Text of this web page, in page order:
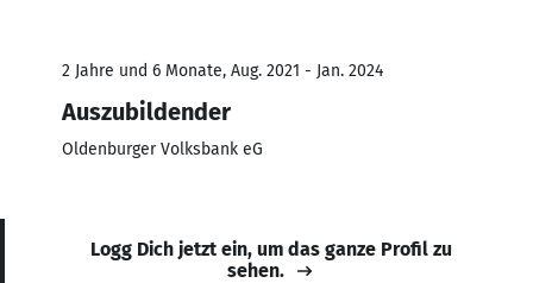
2 Jahre und 6 Monate, Aug. 2021 - Jan. 2024
Auszubildender
Oldenburger Volksbank eG
Logg Dich jetzt ein, um das ganze Profil zu
sehen.